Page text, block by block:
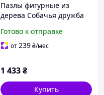
Пазлы фигурные из
дерева Собачья дружба
Готово к отправке
от239₴/мес
1 433₴
Купить